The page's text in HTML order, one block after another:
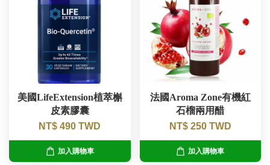
美國LifeExtension植萃槲
皮素膠囊
NT$ 490 TWD
加入購物車
法國Aroma Zone有機紅
石榴兩用醋
NT$ 250 TWD
加入購物車